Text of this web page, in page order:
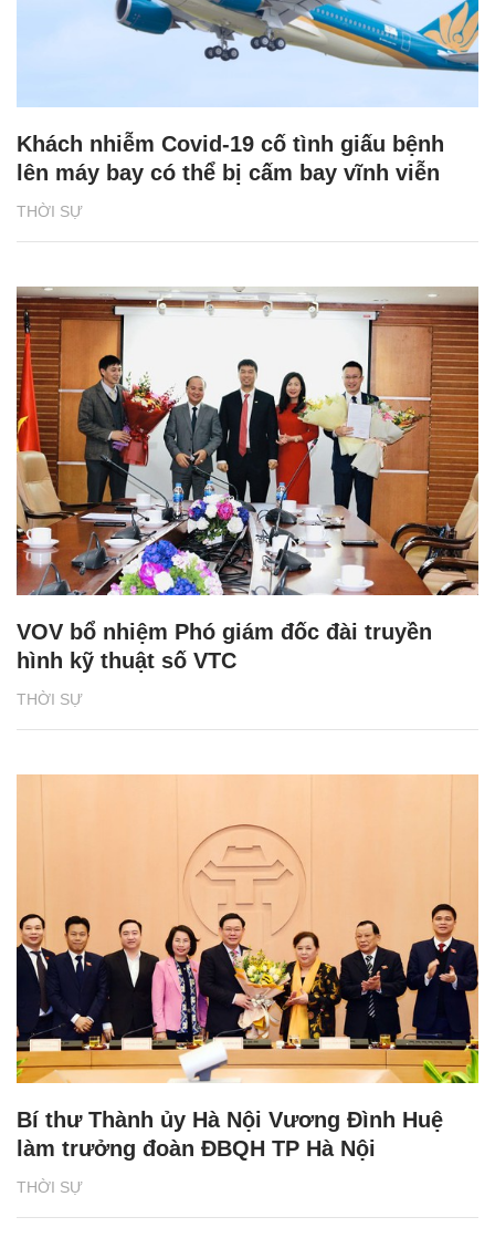
THỜI SỰ
Khách nhiễm Covid-19 cố tình giấu bệnh
lên máy bay có thể bị cấm bay vĩnh viễn
THỜI SỰ
VOV bổ nhiệm Phó giám đốc đài truyền
hình kỹ thuật số VTC
THỜI SỰ
Bí thư Thành ủy Hà Nội Vương Đình Huệ
làm trưởng đoàn ĐBQH TP Hà Nội